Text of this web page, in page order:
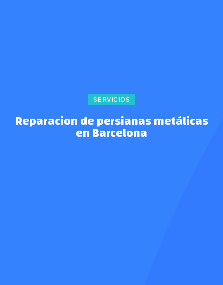
SERVICIOS
Reparacion de persianas metálicas
en Barcelona